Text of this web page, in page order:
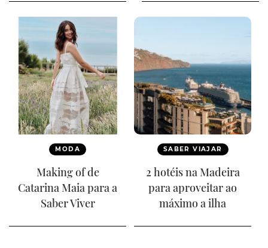
MODA
Making of de
Catarina Maia para a
Saber Viver
SABER VIAJAR
2 hotéis na Madeira
para aproveitar ao
máximo a ilha